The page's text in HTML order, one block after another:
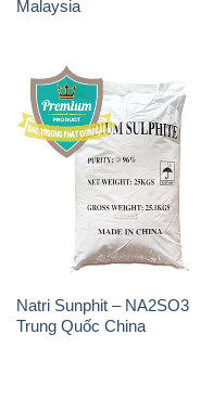
Malaysia
Natri Sunphit – NA2SO3
Trung Quốc China